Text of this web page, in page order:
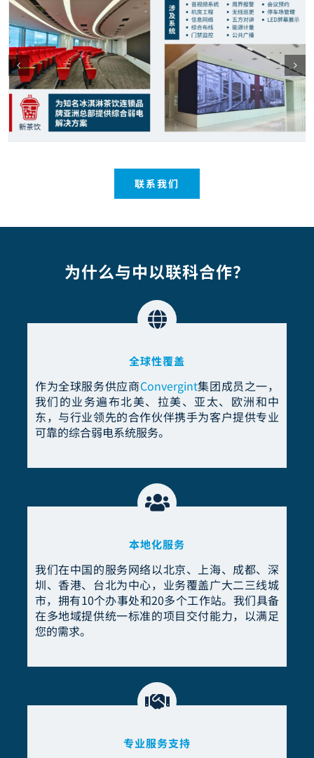
联系我们
为什么与中以联科合作？
全球性覆盖
作为全球服务供应商Convergint集团成员之一，
我们的业务遍布北美、拉美、亚太、欧洲和中
东，与行业领先的合作伙伴携手为客户提供专业
可靠的综合弱电系统服务。
本地化服务
我们在中国的服务网络以北京、上海、成都、深
圳、香港、台北为中心，业务覆盖广大二三线城
市，拥有10个办事处和20多个工作站。我们具备
在多地域提供统一标准的项目交付能力，以满足
您的需求。
专业服务支持